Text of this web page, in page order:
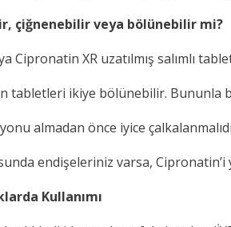
çiğnenebilir veya bölünebilir mi?
Cipronatin XR uzatılmış salımlı
tabletleri ikiye bölünebilir. Bununla
almadan önce iyice
endişeleriniz varsa,
Kullanımı